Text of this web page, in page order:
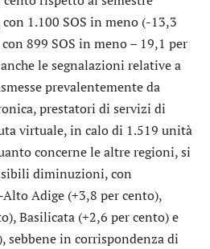
con 1.100 SOS in meno (-13,3
con 899 SOS in meno – 19,1 per
le segnalazioni relative a
prevalentemente da
prestatori di servizi di
virtuale, in calo di 1.519 unità
concerne le altre regioni, si
diminuzioni, con
Adige (+3,8 per cento),
Basilicata (+2,6 per cento) e
sebbene in corrispondenza di